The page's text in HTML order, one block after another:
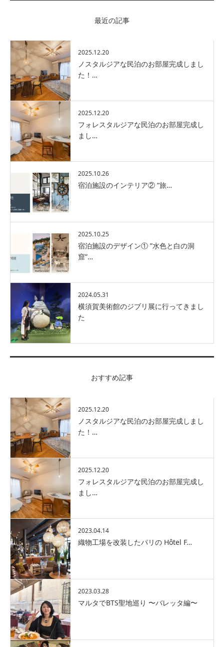
最近の記事
2025.12.20
ノスタルジアな民泊のお部屋完成しまし
た！…
2025.12.20
フォレスタルジアな民泊のお部屋完成し
まし…
2025.10.26
宿泊施設のインテリア② “旅…
2025.10.25
宿泊施設のデザイン① ”水色と白の洞
窟”…
2024.05.31
横須賀美術館のジブリ展に行ってきまし
た
おすすめ記事
2025.12.20
ノスタルジアな民泊のお部屋完成しまし
た！…
2025.12.20
フォレスタルジアな民泊のお部屋完成し
まし…
2023.04.14
織物工場を改装したパリの Hôtel F…
2023.03.28
マルタでBTS聖地巡り 〜バレッタ編〜